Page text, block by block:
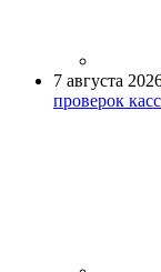
7 августа
проверок